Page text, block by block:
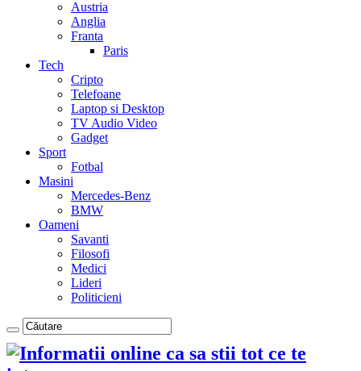
Austria
Anglia
Franta
Paris
Tech
Cripto
Telefoane
Laptop si Desktop
TV Audio Video
Gadget
Sport
Fotbal
Masini
Mercedes-Benz
BMW
Oameni
Savanti
Filosofi
Medici
Lideri
Politicieni